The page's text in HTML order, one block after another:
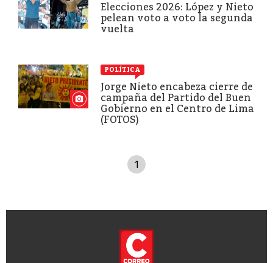
Elecciones 2026: López y Nieto
pelean voto a voto la segunda
vuelta
POLÍTICA
Jorge Nieto encabeza cierre de
campaña del Partido del Buen
Gobierno en el Centro de Lima
(FOTOS)
1